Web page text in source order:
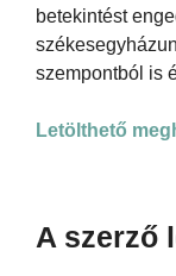
betekintést
szempontból is
Letölthető
A szerző